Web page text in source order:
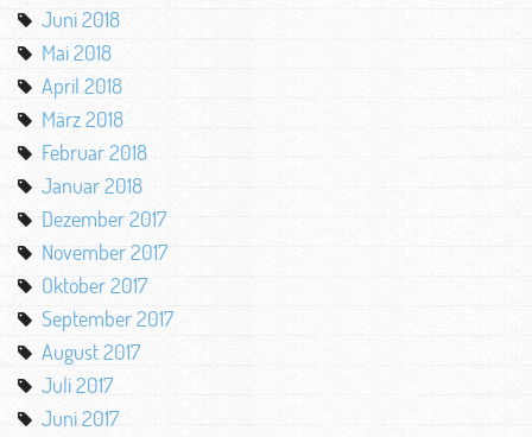
Juni 2018
Mai 2018
April 2018
März 2018
Februar 2018
Januar 2018
Dezember 2017
November 2017
Oktober 2017
September 2017
August 2017
Juli 2017
Juni 2017